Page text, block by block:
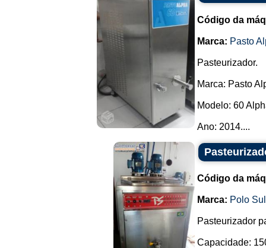
Código da
Marca: Pasto
Pasteurizador.
Marca: Pasto
Modelo: 60
Ano: 2014....
Código da
Marca: Polo
Pasteurizador
Capacidade: